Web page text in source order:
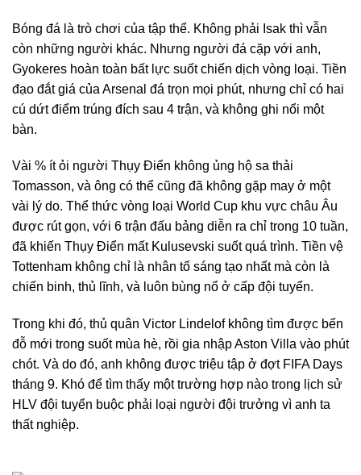
Bóng đá là trò chơi của tập thể. Không phải Isak thì vẫn
còn những người khác. Nhưng người đá cặp với anh,
Gyokeres hoàn toàn bất lực suốt chiến dịch vòng loại. Tiền
đạo đắt giá của Arsenal đá trọn mọi phút, nhưng chỉ có hai
cú dứt điểm trúng đích sau 4 trận, và không ghi nổi một
bàn.
Vài % ít ỏi người Thụy Điển không ủng hộ sa thải
Tomasson, và ông có thể cũng đã không gặp may ở một
vài lý do. Thể thức vòng loại World Cup khu vực châu Âu
được rút gọn, với 6 trận đấu bảng diễn ra chỉ trong 10 tuần,
đã khiến Thụy Điển mất Kulusevski suốt quá trình. Tiền vệ
Tottenham không chỉ là nhân tố sáng tạo nhất mà còn là
chiến binh, thủ lĩnh, và luôn bùng nổ ở cấp đội tuyển.
Trong khi đó, thủ quân Victor Lindelof không tìm được bến
đỗ mới trong suốt mùa hè, rồi gia nhập Aston Villa vào phút
chót. Và do đó, anh không được triệu tập ở đợt FIFA Days
tháng 9. Khó để tìm thấy một trường hợp nào trong lịch sử
HLV đội tuyển buộc phải loại người đội trưởng vì anh ta
thất nghiệp.